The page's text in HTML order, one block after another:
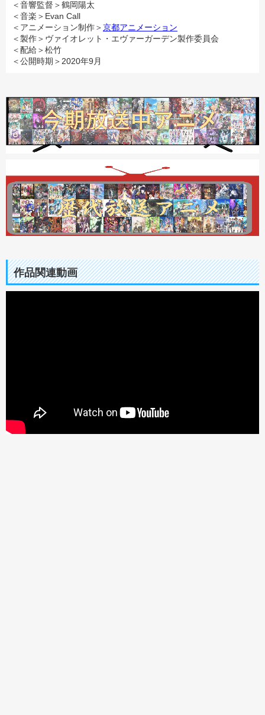
＜音響監督＞鶴岡陽太
＜音楽＞Evan Call
＜アニメーション制作＞京都アニメーション
＜製作＞ヴァイオレット・エヴァーガーデン製作委員会
＜配給＞松竹
＜公開時期＞2020年9月
作品関連動画